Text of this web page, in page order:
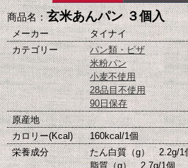
商品名：玄米あんパン ３個入
メーカー
タイナイ
カテゴリー
パン類・ピザ
米粉パン
小麦不使用
28品目不使用
90日保存
原産地
カロリー(Kcal)
160kcal/1個
栄養成分
たん白質（g） 2.2g/1
脂質（g） 2.7g/1個